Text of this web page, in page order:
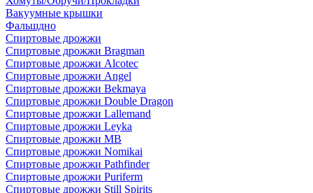
Вакуумные крышки
Фальшдно
Спиртовые дрожжи
Спиртовые дрожжи Bragman
Спиртовые дрожжи Alcotec
Спиртовые дрожжи Angel
Спиртовые дрожжи Bekmaya
Спиртовые дрожжи Double Dragon
Спиртовые дрожжи Lallemand
Спиртовые дрожжи Leyka
Спиртовые дрожжи MB
Спиртовые дрожжи Nomikai
Спиртовые дрожжи Pathfinder
Спиртовые дрожжи Puriferm
Спиртовые дрожжи Still Spirits